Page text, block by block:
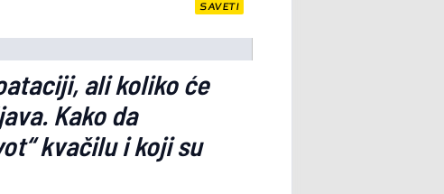
SAVETI
ali koliko će
Kako da
kvačilu i koji su